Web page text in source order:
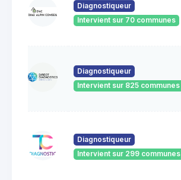
Diagnostiqueur
Intervient sur 70 communes
Diagnostiqueur
Intervient sur 825 communes
Diagnostiqueur
Intervient sur 299 communes